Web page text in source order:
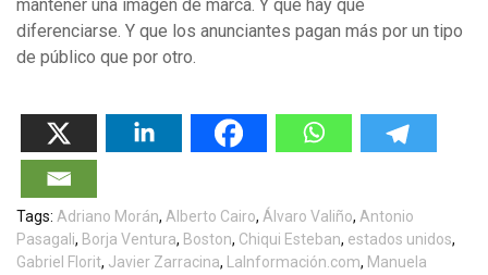
mantener una imagen de marca. Y que hay que
diferenciarse. Y que los anunciantes pagan más por un tipo
de público que por otro.
Tags: Adriano Morán, Alberto Cairo, Álvaro Valiño, Antonio
Pasagali, Borja Ventura, Boston, Chiqui Esteban, estados unidos,
Gabriel Florit, Javier Zarracina, LaInformación.com, Manuela